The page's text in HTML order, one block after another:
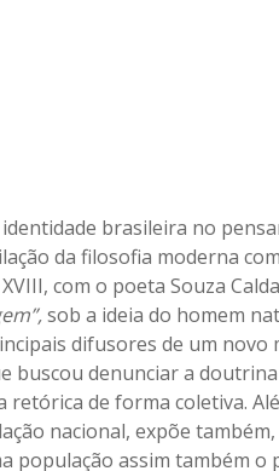
brasileira no
da filosofia moderna
com o poeta Souza
sob a ideia do homem
difusores de um novo
buscou denunciar a
retórica de forma coletiva.
nacional, expõe
população assim também o